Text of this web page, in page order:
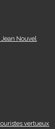
Nouvel
vertueux